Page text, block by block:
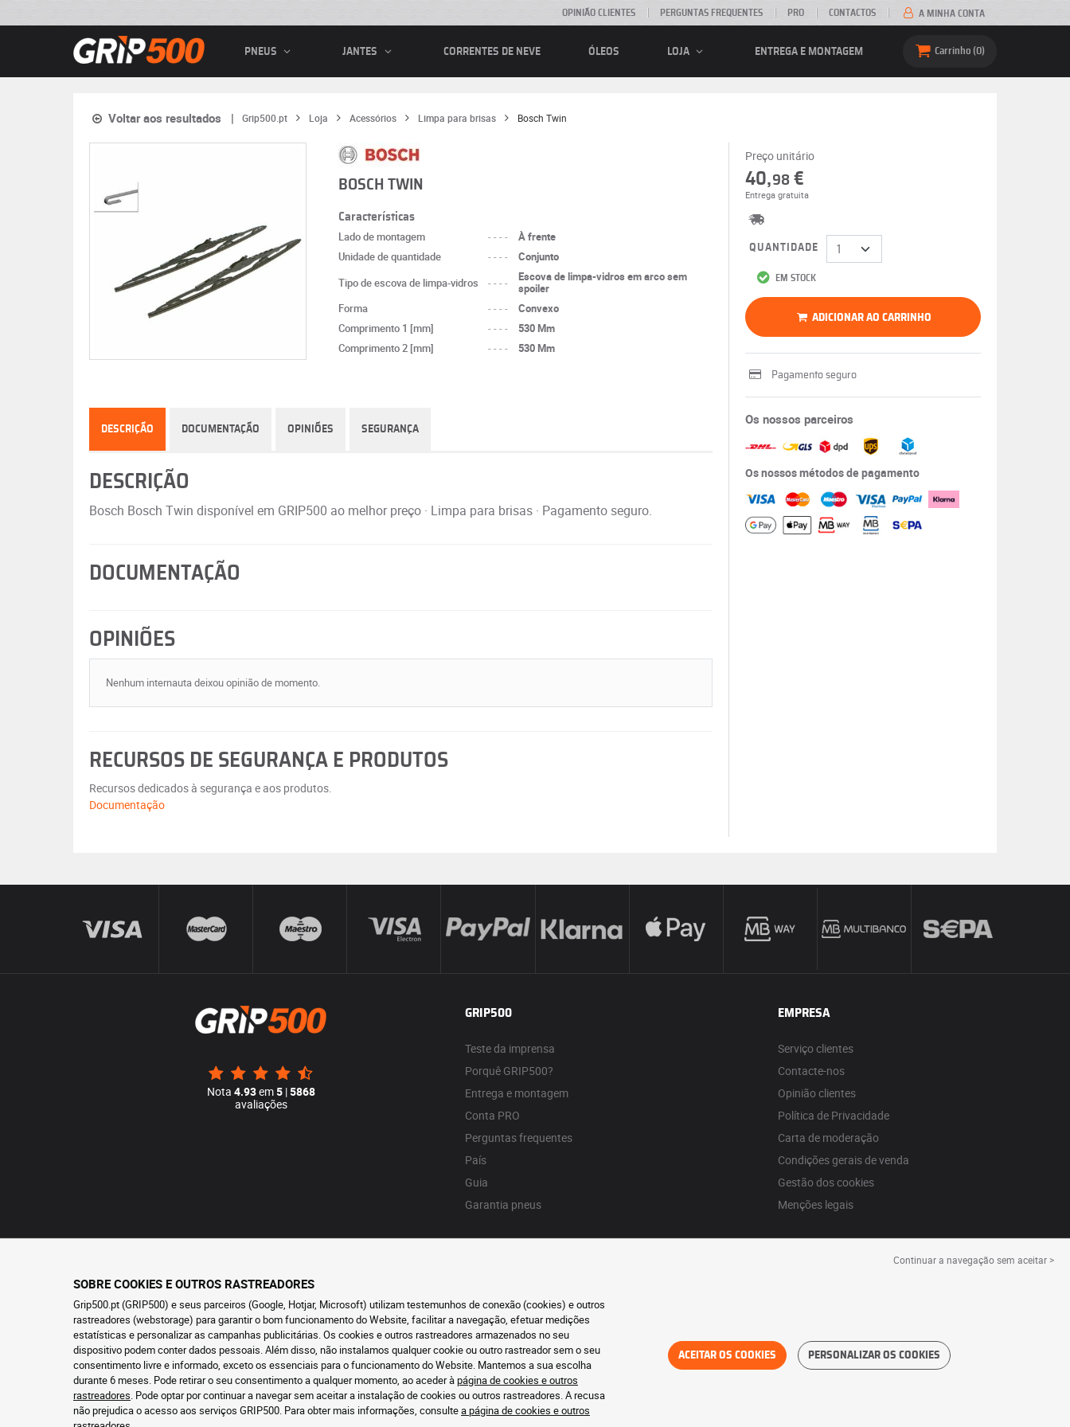
OPINIÃO CLIENTES PERGUNTAS FREQUENTES PRO CONTACTOS A MINHA CONTA
PNEUS JANTES CORRENTES DE NEVE ÓLEOS LOJA ENTREGA E MONTAGEM Carrinho 0
Voltar aos resultados Grip500.pt Loja Acessórios Limpa para brisas Bosch Twin
BOSCH TWIN
Características
Lado de montagem ----
À frente
Unidade de quantidade
----
Conjunto
Tipo de escova de limpa-vidros
----
Escova de limpa-vidros em arco sem
spoiler
Forma
----
Convexo
Comprimento 1 [mm]
----
530 Mm
Comprimento 2 [mm]
---- 530 Mm
Preço unitário
40,98€
Entrega gratuita
EM STOCK
QUANTIDADE
ADICIONAR AO CARRINHO
Pagamento seguro
Os nossos parceiros
Os nossos métodos de pagamento
DESCRIÇÃO DOCUMENTAÇÃO OPINIÕES SEGURANÇA
DESCRIÇÃO
Bosch Bosch Twin disponível em GRIP500 ao melhor preço · Limpa para brisas · Pagamento seguro.
DOCUMENTAÇÃO
OPINIÕES
Nenhum internauta deixou opinião de momento.
RECURSOS DE SEGURANÇA E PRODUTOS
Recursos dedicados à segurança e aos produtos.
Documentação
Nota 4.93em5|5868
avaliações
GRIP500
Teste da imprensa
Porquê GRIP500?
Entrega e montagem
Conta PRO
Perguntas frequentes
País
Guia
Garantia pneus
EMPRESA
Serviço clientes
Contacte-nos
Opinião clientes
Política de Privacidade
Carta de moderação
Condições gerais de venda
Gestão dos cookies
Menções legais
Continuar a navegação sem aceitar >
SOBRE COOKIES E OUTROS RASTREADORES
Grip500.pt (GRIP500) e seus parceiros (Google, Hotjar, Microsoft) utilizam testemunhos de conexão (cookies) e outros
rastreadores (webstorage) para garantir o bom funcionamento do Website, facilitar a navegação, efetuar medições
estatísticas e personalizar as campanhas publicitárias. Os cookies e outros rastreadores armazenados no seu
dispositivo podem conter dados pessoais. Além disso, não instalamos qualquer cookie ou outro rastreador sem o seu
consentimento livre e informado, exceto os essenciais para o funcionamento do Website. Mantemos a sua escolha
durante 6 meses. Pode retirar o seu consentimento a qualquer momento, ao aceder àpágina de cookies e outros
rastreadores. Pode optar por continuar a navegar sem aceitar a instalação de cookies ou outros rastreadores. A recusa
não prejudica o acesso aos serviços GRIP500. Para obter mais informações, consultea página de cookies e outros
ACEITAR OS COOKIES PERSONALIZAR OS COOKIES